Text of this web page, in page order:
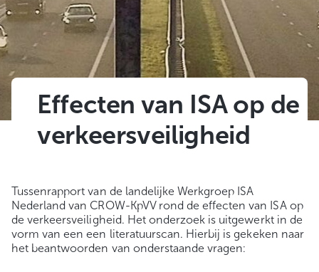
Effecten van ISA op de
verkeersveiligheid
Tussenrapport van de landelijke Werkgroep ISA
Nederland van CROW-KpVV rond de effecten van ISA op
de verkeersveiligheid. Het onderzoek is uitgewerkt in de
vorm van een een literatuurscan. Hierbij is gekeken naar
het beantwoorden van onderstaande vragen: